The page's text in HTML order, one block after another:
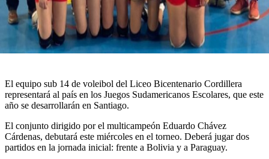
El equipo sub 14 de voleibol del Liceo Bicentenario Cordillera
representará al país en los Juegos Sudamericanos Escolares, que este
año se desarrollarán en Santiago.
El conjunto dirigido por el multicampeón Eduardo Chávez
Cárdenas, debutará este miércoles en el torneo. Deberá jugar dos
partidos en la jornada inicial: frente a Bolivia y a Paraguay.